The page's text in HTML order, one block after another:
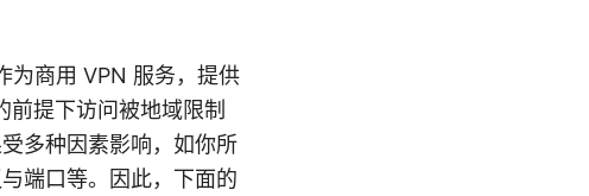
为商用 VPN 服务，提供
提下访问被地域限制
多种因素影响，如你所
端口等。因此，下面的